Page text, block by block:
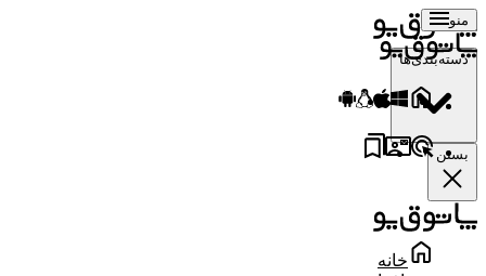
منو
دسته‌بندی‌ها
بستن
خانه